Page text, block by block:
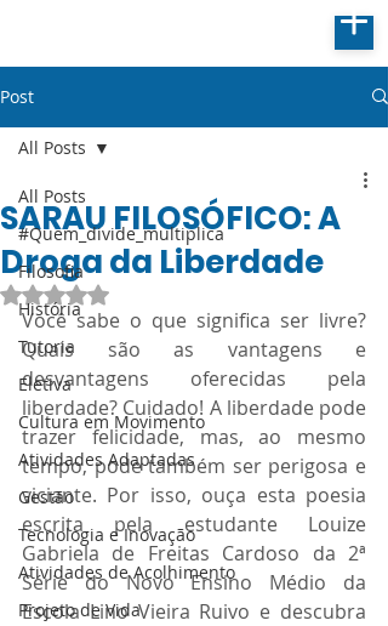
Post
All Posts
#Quem_divide_multiplica
Filosofia
História
Tutoria
Eletiva
Cultura em Movimento
Atividades Adaptadas
Gestão
Tecnologia e Inovação
Atividades de Acolhimento
Projeto de Vida
All Posts
SARAU FILOSÓFICO: A
Droga da Liberdade
Avaliado com NaN de 5 estrelas.
Você sabe o que significa ser livre?
Quais são as vantagens e
desvantagens oferecidas pela
liberdade? Cuidado! A liberdade pode
trazer felicidade, mas, ao mesmo
tempo, pode também ser perigosa e
viciante. Por isso, ouça esta poesia
escrita pela estudante Louize
Gabriela de Freitas Cardoso da 2ª
Série do Novo Ensino Médio da
Escola Lino Vieira Ruivo e descubra